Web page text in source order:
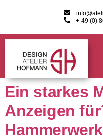
+ 49 (0)
Ein starkes
Anzeigen
Hammerwerk